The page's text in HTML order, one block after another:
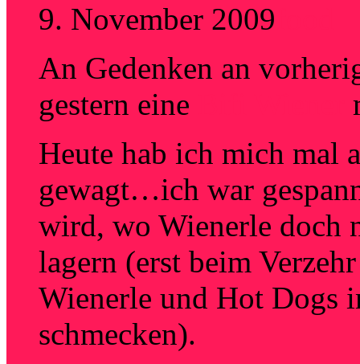
9. November 2009
An Gedenken an
gestern eine
Heute hab ich mich mal
gewagt…ich war
wird, wo Wienerle doch
lagern (erst beim
Wienerle und Hot Dogs
schmecken).